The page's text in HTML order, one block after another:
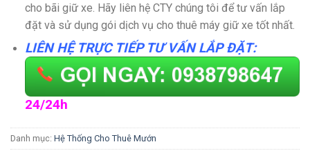
cho bãi giữ xe. Hãy liên hệ CTY chúng tôi để tư vấn lắp
đặt và sử dụng gói dịch vụ cho thuê máy giữ xe tốt nhất.
LIÊN HỆ TRỰC TIẾP TƯ VẤN LẮP ĐẶT:
24/24h
Danh mục: Hệ Thống Cho Thuê Mướn